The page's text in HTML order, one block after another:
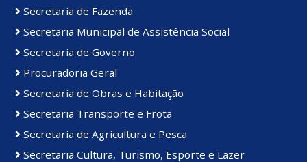
Secretaria de Fazenda
Secretaria Municipal de Assistência Social
Secretaria de Governo
Procuradoria Geral
Secretaria de Obras e Habitação
Secretaria Transporte e Frota
Secretaria de Agricultura e Pesca
Secretaria Cultura, Turismo, Esporte e Lazer